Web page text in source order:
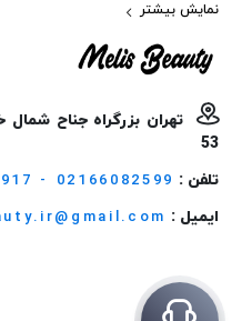
نمایش بیشتر
تهران بزرگراه جناح
53
تلفن : - 02166082599
ایمیل :